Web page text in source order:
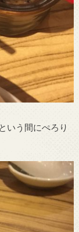
いう間にぺろり